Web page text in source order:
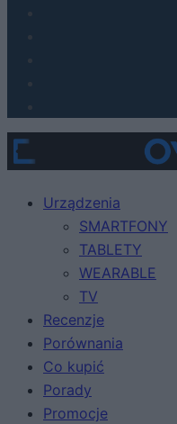
Urządzenia
SMARTFONY
TABLETY
WEARABLE
TV
Recenzje
Porównania
Co kupić
Porady
Promocje